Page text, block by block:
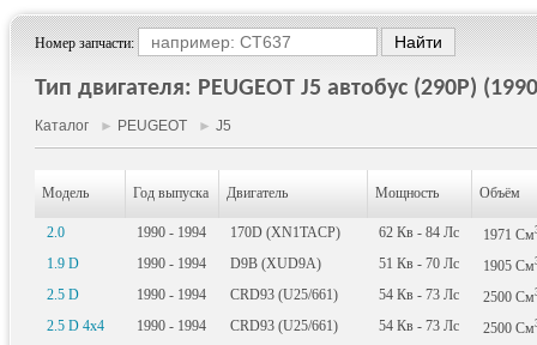
Номер запчасти:
Тип двигателя: PEUGEOT J5 автобус (290P)
Каталог ► PEUGEOT ► J5
Модель Год выпуска Двигатель Мощность Объём
2.0 1990 - 1994 170D (XN1TACP) 62 Кв - 84 Лс 1971 См
1.9 D 1990 - 1994 D9B (XUD9A) 51 Кв - 70 Лс 1905 См
2.5 D 1990 - 1994 CRD93 (U25/661) 54 Кв - 73 Лс 2500 См
2.5 D 4x4 1990 - 1994 CRD93 (U25/661) 54 Кв - 73 Лс 2500 См